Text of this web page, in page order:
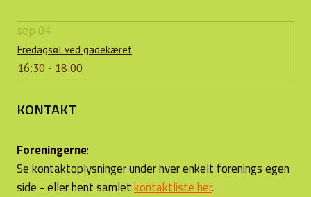
sep 04
Fredagsøl ved gadekæret
16:30 - 18:00
KONTAKT
Foreningerne:
Se kontaktoplysninger under hver enkelt forenings egen
side - eller hent samletkontaktliste her.